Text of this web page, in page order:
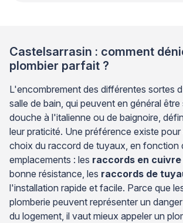
Castelsarrasin : comment
plombier parfait ?
L'encombrement des différentes sortes
salle de bain, qui peuvent en général
douche à l'italienne ou de baignoire,
leur praticité. Une préférence existe pour
choix du raccord de tuyaux, en fonction
emplacements : les raccords en cuivre
bonne résistance, les raccords de
l'installation rapide et facile. Parce que
plomberie peuvent représenter un
du logement, il vaut mieux appeler un